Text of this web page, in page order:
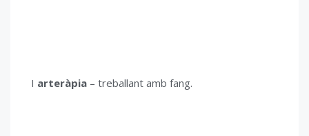
I arteràpia – treballant amb fang.